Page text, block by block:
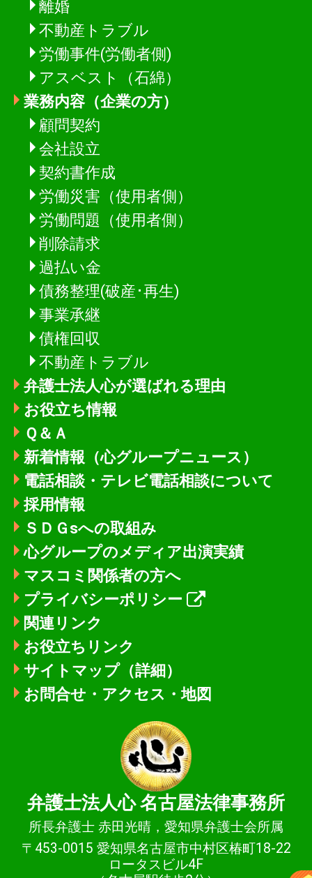
離婚
不動産トラブル
労働事件(労働者側)
アスベスト（石綿）
業務内容（企業の方）
顧問契約
会社設立
契約書作成
労働災害（使用者側）
労働問題（使用者側）
削除請求
過払い金
債務整理(破産･再生)
事業承継
債権回収
不動産トラブル
弁護士法人心が選ばれる理由
お役立ち情報
Ｑ＆Ａ
新着情報 （心グループニュース）
電話相談・テレビ電話相談について
採用情報
ＳＤＧsへの取組み
心グループのメディア出演実績
マスコミ関係者の方へ
プライバシーポリシー
関連リンク
お役立ちリンク
サイトマップ（詳細）
お問合せ・アクセス・地図
弁護士法人心名古屋法律事務所
所長弁護士 赤田光晴，愛知県弁護士会所属
〒453-0015 愛知県名古屋市中村区椿町18-22
ロータスビル4F